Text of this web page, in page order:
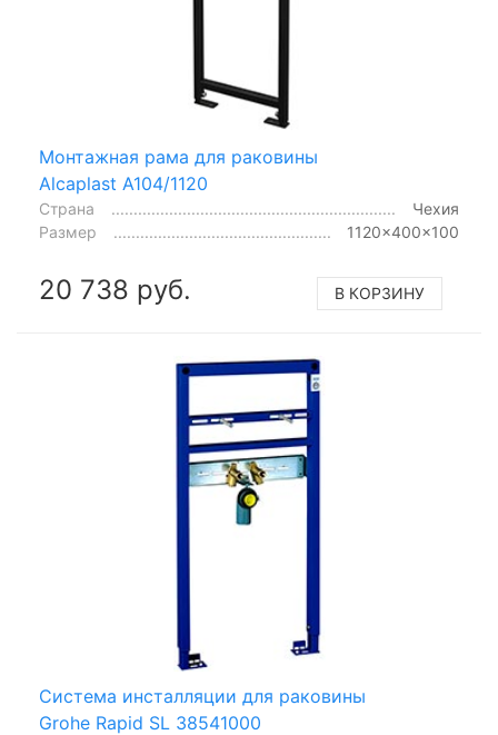
Монтажная рама для раковины
Alcaplast A104/1120
Страна
Чехия
Размер
1120x400x100
20 738 руб. В КОРЗИНУ
Система инсталляции для раковины
Grohe Rapid SL 38541000